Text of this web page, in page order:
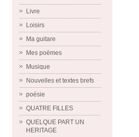
Livre
Loisirs
Ma guitare
Mes poèmes
Musique
Nouvelles et textes brefs
poésie
QUATRE FILLES
QUELQUE PART UN
HERITAGE